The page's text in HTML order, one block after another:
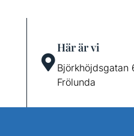
Här är vi
Björkhöjdsgatan
Frölunda